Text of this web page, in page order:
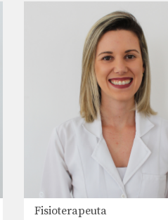
Fisioterapeuta